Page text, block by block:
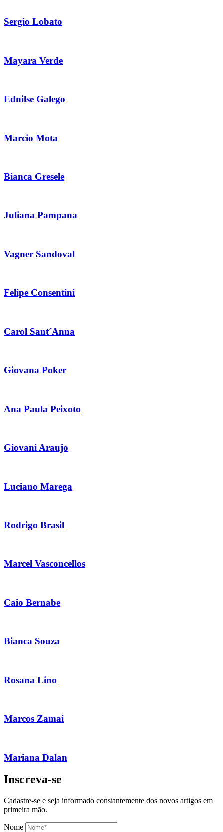
Sergio Lobato
Mayara Verde
Ednilse Galego
Marcio Mota
Bianca Gresele
Juliana Pampana
Vagner Sandoval
Felipe Consentini
Carol Sant´Anna
Giovana Poker
Ana Paula Peixoto
Giovani Araujo
Luciano Marega
Rodrigo Brasil
Marcel Vasconcellos
Caio Bernabe
Bianca Souza
Rosana Lino
Marcos Zamai
Mariana Dalan
Inscreva-se
Cadastre-se e seja informado constantemente dos novos artigos em
primeira mão.
Nome